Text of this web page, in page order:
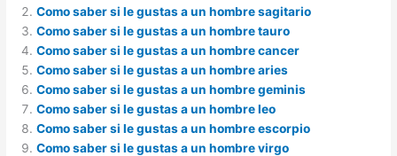
Como saber si le gustas a un hombre sagitario
Como saber si le gustas a un hombre tauro
Como saber si le gustas a un hombre cancer
Como saber si le gustas a un hombre aries
Como saber si le gustas a un hombre geminis
Como saber si le gustas a un hombre leo
Como saber si le gustas a un hombre escorpio
Como saber si le gustas a un hombre virgo